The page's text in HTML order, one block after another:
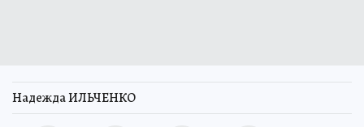
Надежда ИЛЬЧЕНКО